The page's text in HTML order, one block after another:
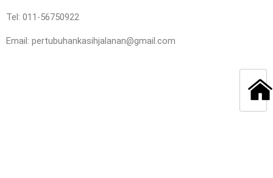
Tel: 011-56750922
Email: pertubuhankasihjalanan@gmail.com